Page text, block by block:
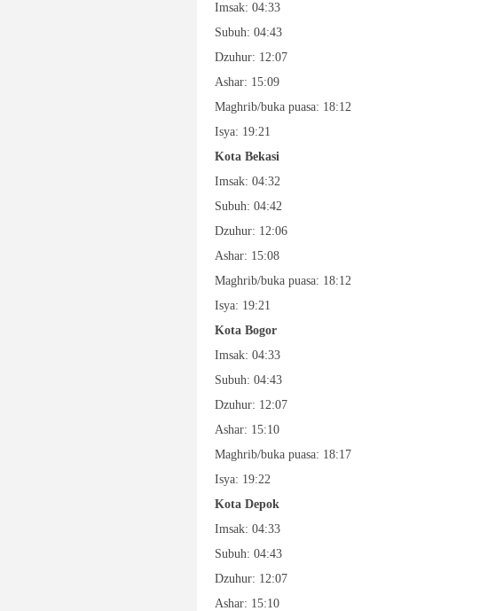
Imsak: 04:33
Subuh: 04:43
Dzuhur: 12:07
Ashar: 15:09
Maghrib/buka puasa: 18:12
Isya: 19:21
Kota Bekasi
Imsak: 04:32
Subuh: 04:42
Dzuhur: 12:06
Ashar: 15:08
Maghrib/buka puasa: 18:12
Isya: 19:21
Kota Bogor
Imsak: 04:33
Subuh: 04:43
Dzuhur: 12:07
Ashar: 15:10
Maghrib/buka puasa: 18:17
Isya: 19:22
Kota Depok
Imsak: 04:33
Subuh: 04:43
Dzuhur: 12:07
Ashar: 15:10